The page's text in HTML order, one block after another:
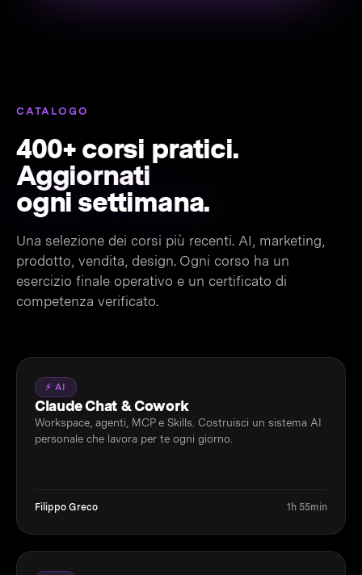
CATALOGO
400+ corsi pratici.
Aggiornati
ogni settimana.
Una selezione dei corsi più recenti. AI, marketing,
prodotto, vendita, design. Ogni corso ha un
esercizio finale operativo e un certificato di
competenza verificato.
⚡ AI
Claude Chat & Cowork
Workspace, agenti, MCP e Skills. Costruisci un sistema AI
personale che lavora per te ogni giorno.
Filippo Greco 1h 55min